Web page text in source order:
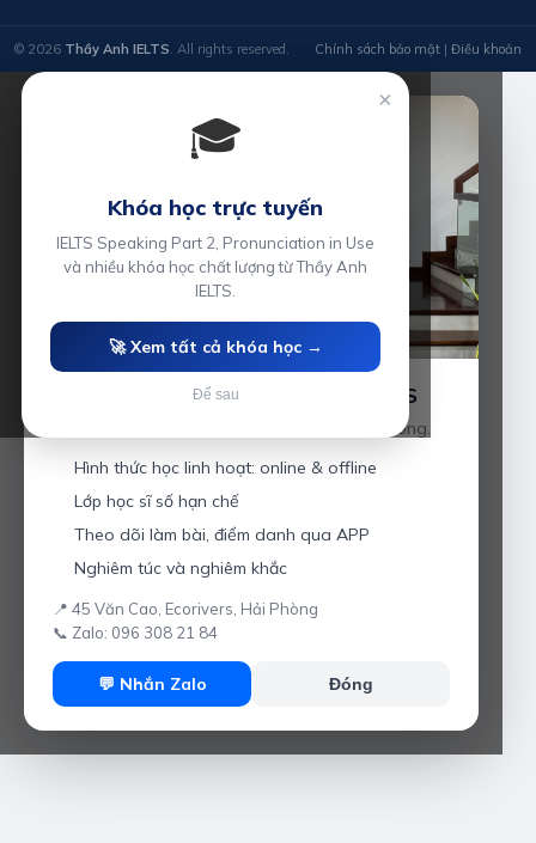
© 2026 Thầy Anh IELTS. All rights reserved. Chính sách bảo mật | Điều khoản
Luyện thi IELTS cùng Thầy Anh IELTS
Giáo viên hơn 10 năm kinh nghiệm tại Hải Phòng.
Hình thức học linh hoạt: online & offline
Lớp học sĩ số hạn chế
Theo dõi làm bài, điểm danh qua APP
Nghiêm túc và nghiêm khắc
📍 45 Văn Cao, Ecorivers, Hải Phòng
📞 Zalo: 096 308 21 84
💬 Nhắn Zalo Đóng
×
🎓
Khóa học trực tuyến
IELTS Speaking Part 2, Pronunciation in Use
và nhiều khóa học chất lượng từ Thầy Anh
IELTS.
🚀 Xem tất cả khóa học →
Để sau